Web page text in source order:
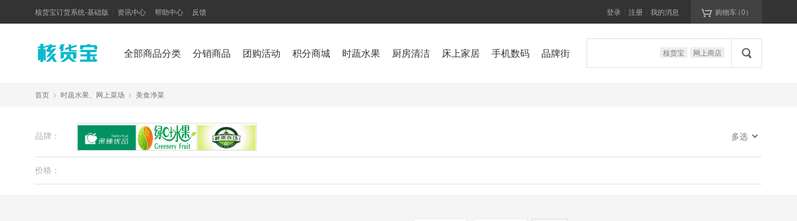
 购物车（0）
我的消息
注册
登录
核货宝订货系统-基础版 资讯中心 帮助中心 反馈
全部商品分类 分销商品 团购活动 积分商城 时蔬水果 厨房清洁 床上家居 手机数码 品牌街 核货宝 网上商店 
首页 > 时蔬水果、网上菜场 > 美食净菜
品牌： 果臻优品 绿叶水果 多选 
价格：